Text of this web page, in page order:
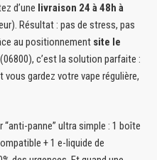
d’une livraison 24 à 48h à
Résultat : pas de stress, pas
au positionnement site le
c’est la solution parfaite :
gardez votre vape régulière,
panne” ultra simple : 1 boîte
+ 1 e-liquide de